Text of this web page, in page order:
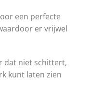
een perfecte
er vrijwel
dat niet schittert,
kunt laten zien